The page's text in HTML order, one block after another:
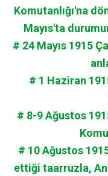
Komutanlığı'na
Mayıs'ta
# 24 Mayıs 1915
# 1 Haziran
# 8-9 Ağustos
# 10 Ağustos
ettiği taarruzla,